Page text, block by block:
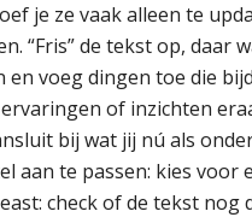
je ze vaak alleen te
“Fris” de tekst op, daar
en voeg dingen toe die
of inzichten
bij wat jij nú als
aan te passen: kies
check of de tekst nog